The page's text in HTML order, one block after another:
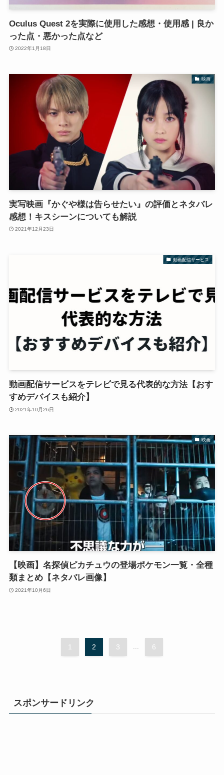
Oculus Quest 2を実際に使用した感想・使用感 | 良か
った点・悪かった点など
2022年1月18日
映画
実写映画『かぐや様は告らせたい』の評価とネタバレ
感想！キスシーンについても解説
2021年12月23日
動画配信サービス
動画配信サービスをテレビで見る代表的な方法【おす
すめデバイスも紹介】
2021年10月26日
映画
【映画】名探偵ピカチュウの登場ポケモン一覧・全種
類まとめ【ネタバレ画像】
2021年10月6日
1 2 3 ... 6
スポンサードリンク